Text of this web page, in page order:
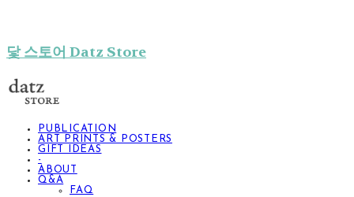
닻 스토어 Datz Store
PUBLICATION
ART PRINTS & POSTERS
GIFT IDEAS
-
ABOUT
Q&A
FAQ